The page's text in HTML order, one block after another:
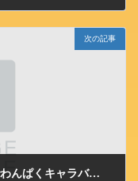
次の記事
南小学校、千田小学校、和泉小学校でわんぱくキャラバンを開催しました。